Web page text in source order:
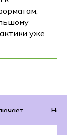
уже
На